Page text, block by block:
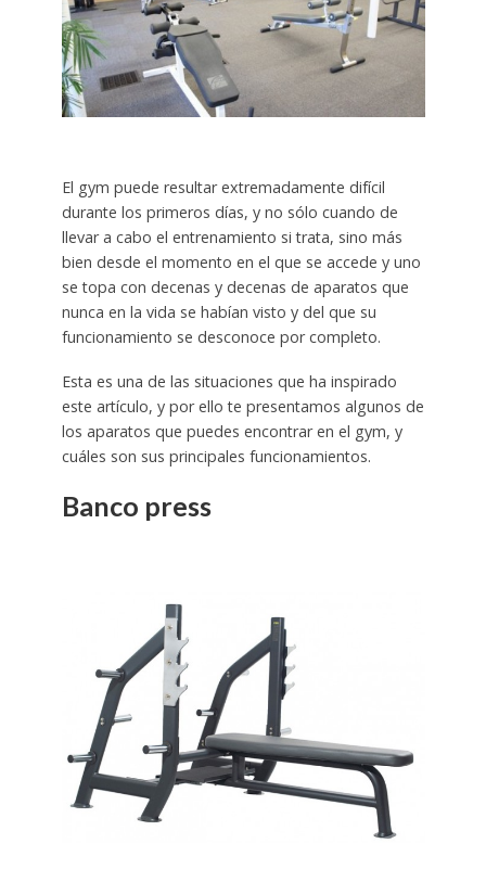
El gym puede resultar extremadamente difícil
durante los primeros días, y no sólo cuando de
llevar a cabo el entrenamiento si trata, sino más
bien desde el momento en el que se accede y uno
se topa con decenas y decenas de aparatos que
nunca en la vida se habían visto y del que su
funcionamiento se desconoce por completo.
Esta es una de las situaciones que ha inspirado
este artículo, y por ello te presentamos algunos de
los aparatos que puedes encontrar en el gym, y
cuáles son sus principales funcionamientos.
Banco press